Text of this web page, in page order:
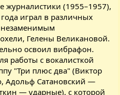
журналистики (1955–1957),
играл в различных
незаменимым
Гелены Великановой.
освоил вибрафон.
работы с вокалисткой
"Три плюс два" (Виктор
Адольф Сатановский —
— ударные), с которой